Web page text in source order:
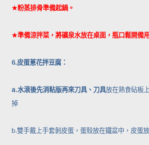
★粉蒸排骨準備起鍋。
★準備涼拌菜，將礦泉水放在桌面，瓶口鬆開備
6.皮蛋蔥花拌豆腐：
a.水滾後先消粘版再來刀具、刀具放在熟食砧板
掉
b.雙手戴上手套剝皮蛋，蛋殼放在鐵盆中，皮蛋